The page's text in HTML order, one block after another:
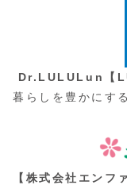
Dr.LULULun【
暮らしを豊かにす
【株式会社エンフ